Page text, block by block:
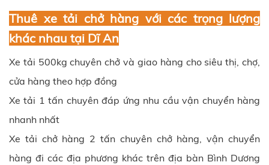
Thuê xe tải chở hàng với các trọng lượng
khác nhau tại Dĩ An
Xe tải 500kg chuyên chở và giao hàng cho siêu thị, chợ,
cửa hàng theo hợp đồng
Xe tải 1 tấn chuyên đáp ứng nhu cầu vận chuyển hàng
nhanh nhất
Xe tải chở hàng 2 tấn chuyên chở hàng, vận chuyển
hàng đi các địa phương khác trên địa bàn Bình Dương